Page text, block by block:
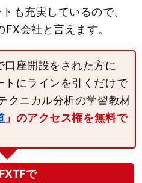
も充実しているので、
会社と言えます。
口座開設をされた方に
トにラインを引くだけで
クニカル分析の学習教材
」のアクセス権を無料で
で